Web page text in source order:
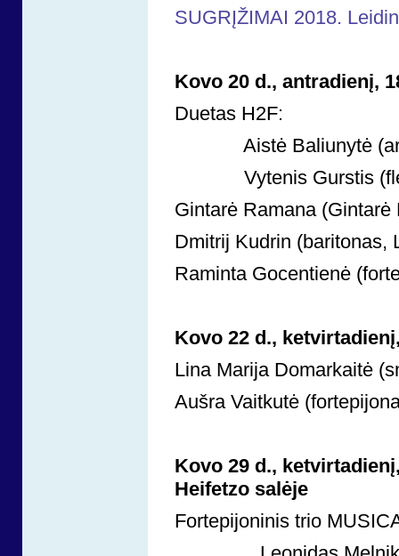
SUGRĮŽIMAI 2018.
Kovo 20 d., antradienį,
Duetas H2F:
Aistė Baliunytė
Vytenis Gurstis
Gintarė Ramana
Dmitrij Kudrin (baritonas,
Raminta Gocentienė
Kovo 22 d.,
Lina Marija Domarkaitė
Aušra Vaitkutė
Kovo 29 d.,
Heifetzo salėje
Fortepijoninis trio